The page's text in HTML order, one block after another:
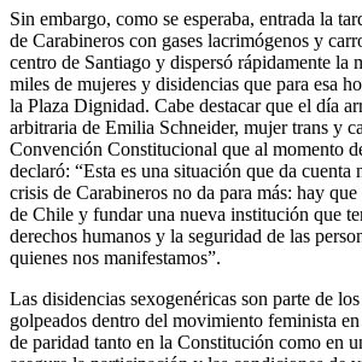
Sin embargo, como se esperaba, entrada la
de Carabineros con gases lacrimógenos y
centro de Santiago y dispersó rápidamente la
miles de mujeres y disidencias que para esa
la Plaza Dignidad. Cabe destacar que el día
arbitraria de Emilia Schneider, mujer trans y
Convención Constitucional que al momento
declaró: “Esta es una situación que da cuenta
crisis de Carabineros no da para más: hay
de Chile y fundar una nueva institución que
derechos humanos y la seguridad de las
quienes nos manifestamos”.
Las disidencias sexogenéricas son parte de
golpeados dentro del movimiento feminista
de paridad tanto en la Constitución como en